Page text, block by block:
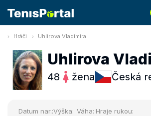
Hráči Uhlirova Vladimira
Uhlirova
48 žena Česká
Datum nar.:Výška: Váha: Hraje rukou: